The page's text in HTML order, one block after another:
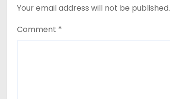
t
i
Your email address will not be published.
Comment *